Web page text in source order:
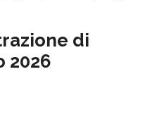
di
2026